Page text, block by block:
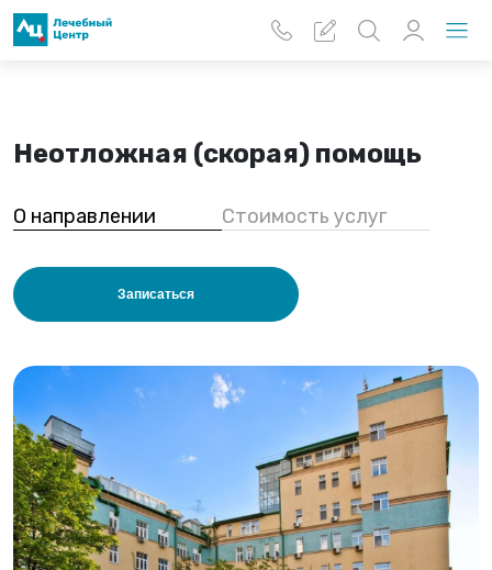
Перейти к основному содержанию
Неотложная (скорая) помощь
О направлении Стоимость услуг
Записаться